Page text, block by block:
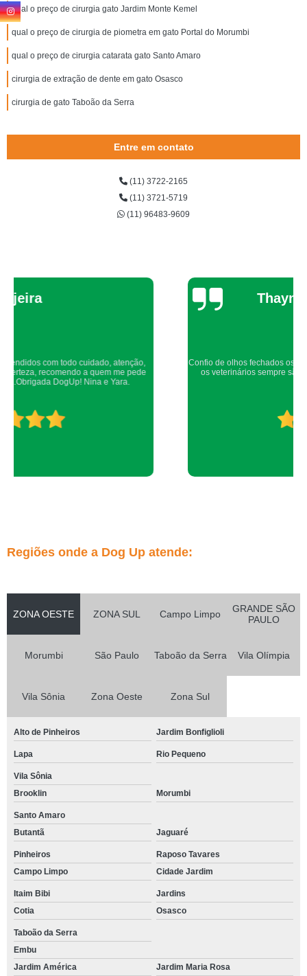
qual o preço de cirurgia gato Jardim Monte Kemel
qual o preço de cirurgia de piometra em gato Portal do Morumbi
qual o preço de cirurgia catarata gato Santo Amaro
cirurgia de extração de dente em gato Osasco
cirurgia de gato Taboão da Serra
Entre em contato
(11) 3722-2165
(11) 3721-5719
(11) 96483-9609
Confio de olhos fechados os meus cachorros nos atendimentos da dog up,
os veterinários sempre são atenciosos e verificam todos os detalhes
Regiões onde a Dog Up atende:
ZONA OESTE ZONA SUL Campo Limpo
GRANDE SÃO
PAULO
Morumbi São Paulo Taboão da Serra Vila Olímpia
Vila Sônia Zona Oeste Zona Sul
Alto de Pinheiros Jardim Bonfiglioli
Lapa Rio Pequeno
Vila Sônia
Brooklin
Morumbi
Santo Amaro
Butantã
Jaguaré
Pinheiros
Raposo Tavares
Campo Limpo
Cidade Jardim
Itaim Bibi
Jardins
Cotia
Osasco
Taboão da Serra
Embu
Jardim América
Jardim Maria Rosa